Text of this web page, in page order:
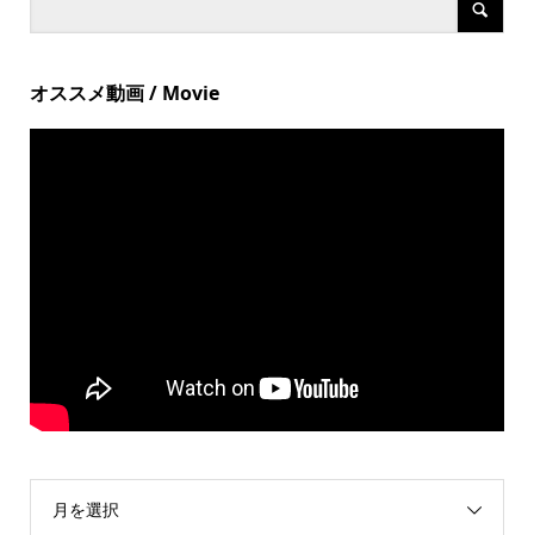
オススメ動画 / Movie
月を選択